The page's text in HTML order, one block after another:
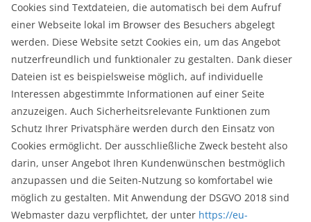
Cookies sind Textdateien, die automatisch bei dem Aufruf
einer Webseite lokal im Browser des Besuchers abgelegt
werden. Diese Website setzt Cookies ein, um das Angebot
nutzerfreundlich und funktionaler zu gestalten. Dank dieser
Dateien ist es beispielsweise möglich, auf individuelle
Interessen abgestimmte Informationen auf einer Seite
anzuzeigen. Auch Sicherheitsrelevante Funktionen zum
Schutz Ihrer Privatsphäre werden durch den Einsatz von
Cookies ermöglicht. Der ausschließliche Zweck besteht also
darin, unser Angebot Ihren Kundenwünschen bestmöglich
anzupassen und die Seiten-Nutzung so komfortabel wie
möglich zu gestalten. Mit Anwendung der DSGVO 2018 sind
Webmaster dazu verpflichtet, der unter https://eu-